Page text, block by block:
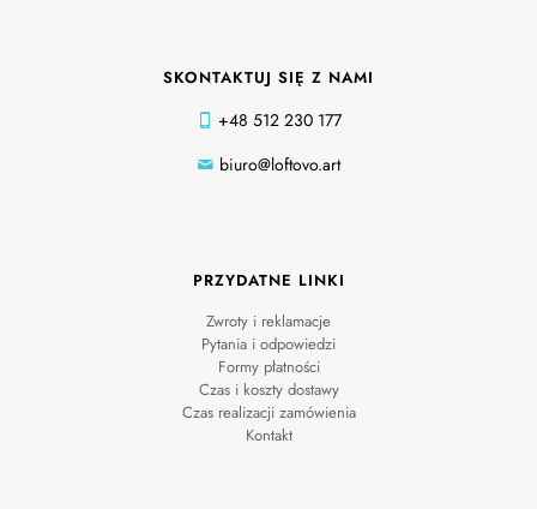
SKONTAKTUJ SIĘ Z NAMI
+48 512 230 177
biuro@loftovo.art
PRZYDATNE LINKI
Zwroty i reklamacje
Pytania i odpowiedzi
Formy płatności
Czas i koszty dostawy
Czas realizacji zamówienia
Kontakt